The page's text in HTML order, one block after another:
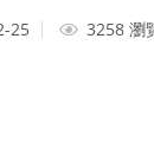
25 3258 瀏